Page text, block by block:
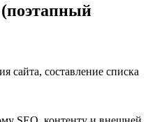
сайта, составление списка